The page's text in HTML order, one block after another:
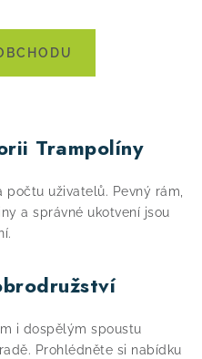
Trampolíny
uživatelů. Pevný rám,
a správné ukotvení jsou
i dospělým spoustu
Prohlédněte si nabídku